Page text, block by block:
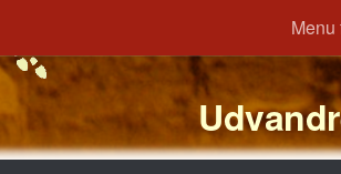
Menu
Portal
Udvandrerne.dk
Utvandrerne.no